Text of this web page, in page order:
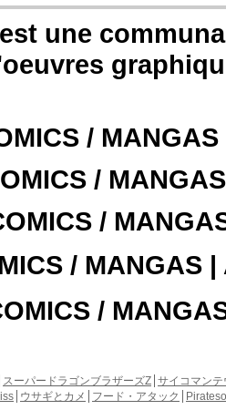
une
/
/
/
/ MANGAS |
/
スーパードラゴンブラザーズZ サイコマンテ
ウサギとカメ フード・アタック